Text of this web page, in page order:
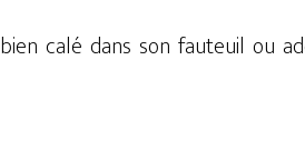
calé dans son fauteuil ou